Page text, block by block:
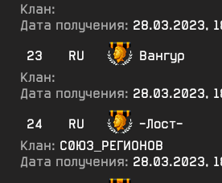
Клан:
Дата получения: 28.03.2023,
23
RU
Вангур
Клан:
Дата получения: 28.03.2023,
24
RU
-Лост-
Клан: С0ЮЗ_РЕГИОНОВ
Дата получения: 28.03.2023,